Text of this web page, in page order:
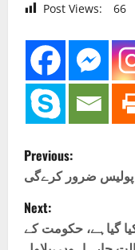
Post Views: 66
P
o
s
Previous:
پولیس ضرور کرےگی
Next:
گیاہے، حکومت کے